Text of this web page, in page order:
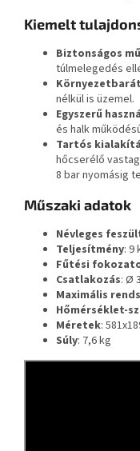
Kiemelt
Biztonságos
túlmelegedés
Környezetbarát
nélkül is üzemel.
Egyszerű
és halk
Tartós
hőcserélő
8 bar nyomásig
Műszaki adatok
Névleges
Teljesítmény: 9
Fűtési
Csatlakozás: Ø
Maximális
Hőmérséklet-
Méretek:
Súly: 7,6 kg